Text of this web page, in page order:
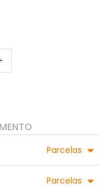
Parcelas
Parcelas